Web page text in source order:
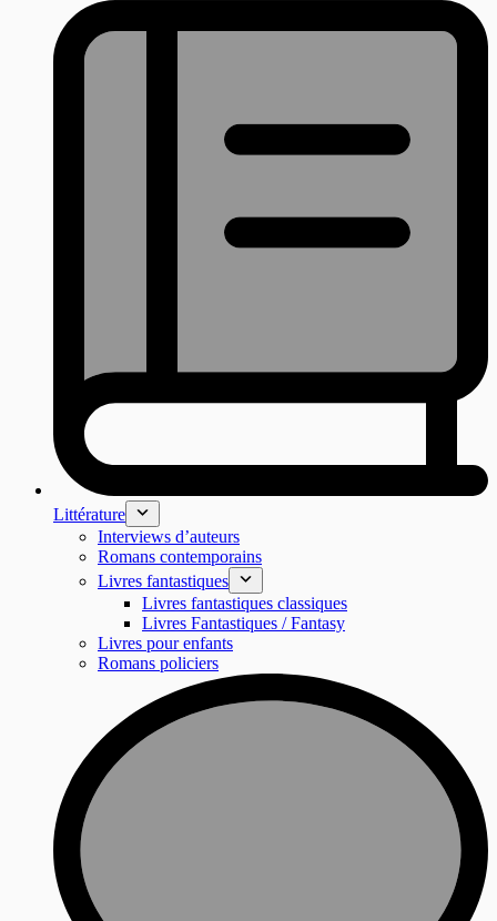
Littérature
Interviews d’auteurs
Romans contemporains
Livres fantastiques
Livres fantastiques classiques
Livres Fantastiques / Fantasy
Livres pour enfants
Romans policiers